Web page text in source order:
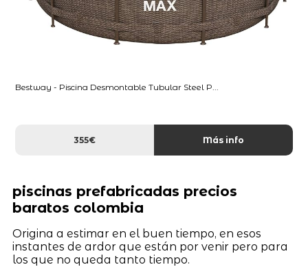
Bestway - Piscina Desmontable Tubular Steel P...
355€ Más info
piscinas prefabricadas precios
baratos colombia
Origina a estimar en el buen tiempo, en esos
instantes de ardor que están por venir pero para
los que no queda tanto tiempo.